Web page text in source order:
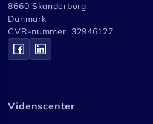
8660 Skanderborg
Danmark
CVR-nummer. 32946127
Videnscenter